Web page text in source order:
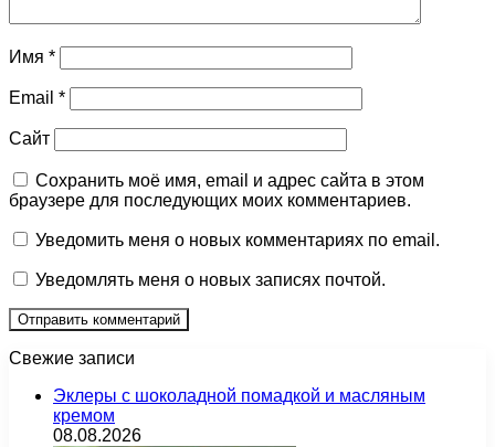
Имя *
Email *
Сайт
Сохранить моё имя, email и адрес сайта в этом
браузере для последующих моих комментариев.
Уведомить меня о новых комментариях по email.
Уведомлять меня о новых записях почтой.
Свежие записи
Эклеры с шоколадной помадкой и масляным
кремом
08.08.2026